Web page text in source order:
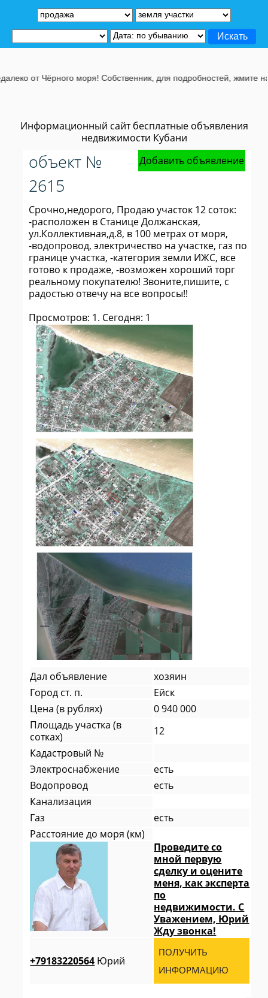
Информационный сайт бесплатные объявления
недвижимости Кубани
Добавить объявление
объект №
2615
Срочно,недорого, Продаю участок 12 соток:
-расположен в Станице Должанская,
ул.Коллективная,д.8, в 100 метрах от моря,
-водопровод, электричество на участке, газ по
границе участка, -категория земли ИЖС, все
готово к продаже, -возможен хороший торг
реальному покупателю! Звоните,пишите, с
радостью отвечу на все вопросы!!
Просмотров: 1. Сегодня: 1
Дал объявление
хозяин
Город ст. п.
Ейск
Цена (в рублях)
0 940 000
Площадь участка (в
сотках)
12
Кадастровый №
Электроснабжение
есть
Водопровод
есть
Канализация
Газ
есть
Расстояние до моря (км)
Проведите со
мной первую
сделку и оцените
меня, как эксперта
по
недвижимости. С
Уважением, Юрий
Жду звонка!
+79183220564 Юрий
ПОЛУЧИТЬ
ИНФОРМАЦИЮ
от Чёрного моря! Собственник, для подробностей, жмите на